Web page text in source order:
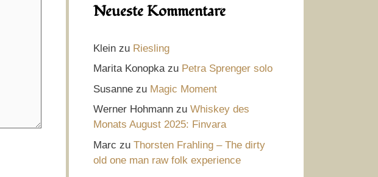
Neueste Kommentare
Klein zu Riesling
Marita Konopkazu Petra Sprenger solo
Susanne zu Magic Moment
Werner Hohmann zu Whiskey des
Monats August 2025: Finvara
Marc zu Thorsten Frahling – The dirty
old one man raw folk experience